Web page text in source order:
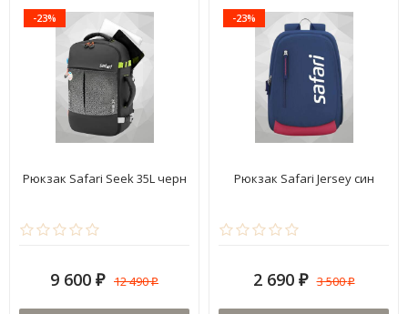
-23%
Рюкзак Safari Seek 35L черн
9 600 ₽ 12 490₽
-23%
Рюкзак Safari Jersey син
2 690 ₽ 3 500₽